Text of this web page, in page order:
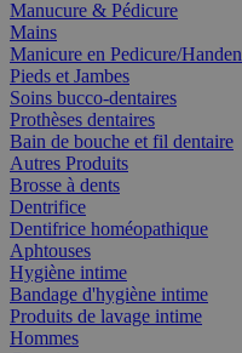
Manucure & Pédicure
Mains
Manicure en Pedicure/Handen
Pieds et Jambes
Soins bucco-dentaires
Prothèses dentaires
Bain de bouche et fil dentaire
Autres Produits
Brosse à dents
Dentrifice
Dentifrice homéopathique
Aphtouses
Hygiène intime
Bandage d'hygiène intime
Produits de lavage intime
Hommes